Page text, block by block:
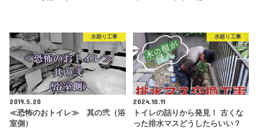
水廻り工事
2019.5.20
≪恐怖のおトイレ≫ 其の弐（浴
室側）
水廻り工事
2024.10.11
トイレの詰りから発見！ 古くな
った排水マスどうしたらいい？